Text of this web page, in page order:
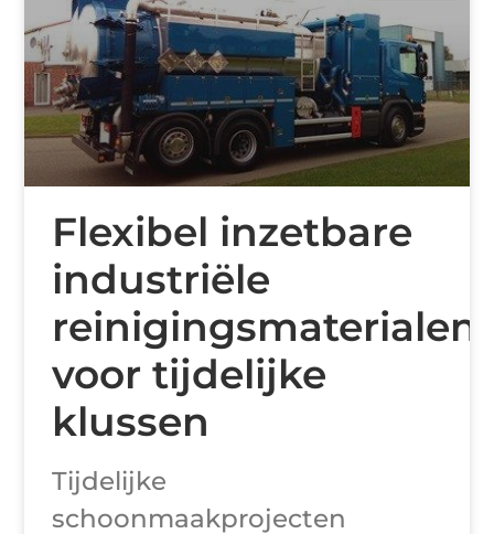
Flexibel inzetbare
industriële
reinigingsmaterialen
voor tijdelijke
klussen
Tijdelijke
schoonmaakprojecten